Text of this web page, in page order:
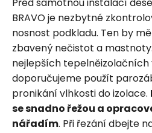
BRAVO je nezbytné
nosnost podkladu. Ten by
zbavený nečistot a
nejlepších
doporučujeme použít
pronikání vlhkosti do izolace.
se snadno řežou a
nářadím. Při řezání dbejte